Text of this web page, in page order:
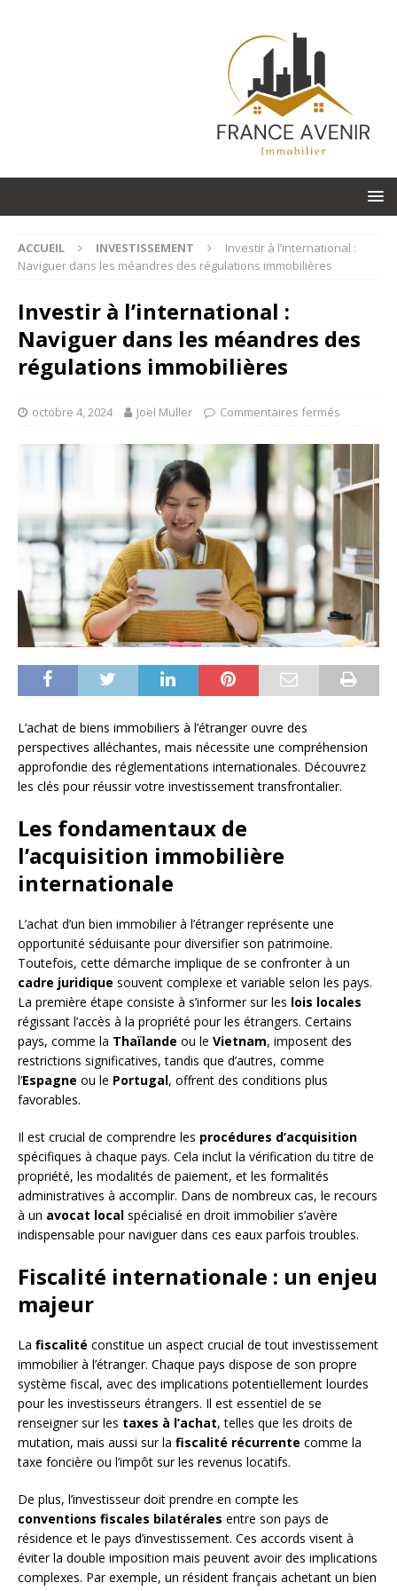
ACCUEIL INVESTISSEMENT
Investir à l’international :
Naviguer dans les méandres des régulations immobilières
Investir à l’international :
Naviguer dans les méandres des
régulations immobilières
octobre 4, 2024 Joel Muller Commentaires fermés
L’achat de biens immobiliers à l’étranger ouvre des
perspectives alléchantes, mais nécessite une compréhension
approfondie des réglementations internationales. Découvrez
les clés pour réussir votre investissement transfrontalier.
Les fondamentaux de
l’acquisition immobilière
internationale
L’achat d’un bien immobilier à l’étranger représente une
opportunité séduisante pour diversifier son patrimoine.
Toutefois, cette démarche implique de se confronter à un
cadre juridique souvent complexe et variable selon les pays.
La première étape consiste à s’informer sur les lois locales
régissant l’accès à la propriété pour les étrangers. Certains
pays, comme la Thaïlande ou le Vietnam, imposent des
restrictions significatives, tandis que d’autres, comme
l’Espagne ou le Portugal, offrent des conditions plus
favorables.
Il est crucial de comprendre les procédures d’acquisition
spécifiques à chaque pays. Cela inclut la vérification du titre de
propriété, les modalités de paiement, et les formalités
administratives à accomplir. Dans de nombreux cas, le recours
à un avocat local spécialisé en droit immobilier s’avère
indispensable pour naviguer dans ces eaux parfois troubles.
Fiscalité internationale : un enjeu
majeur
La fiscalité constitue un aspect crucial de tout investissement
immobilier à l’étranger. Chaque pays dispose de son propre
système fiscal, avec des implications potentiellement lourdes
pour les investisseurs étrangers. Il est essentiel de se
renseigner sur les taxes à l’achat, telles que les droits de
mutation, mais aussi sur la fiscalité récurrente comme la
taxe foncière ou l’impôt sur les revenus locatifs.
De plus, l’investisseur doit prendre en compte les
conventions fiscales bilatérales entre son pays de
résidence et le pays d’investissement. Ces accords visent à
éviter la double imposition mais peuvent avoir des implications
complexes. Par exemple, un résident français achetant un bien